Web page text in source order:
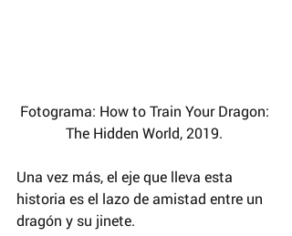
Fotograma: How to Train Your Dragon:
The Hidden World, 2019.
Una vez más, el eje que lleva esta
historia es el lazo de amistad entre un
dragón y su jinete.